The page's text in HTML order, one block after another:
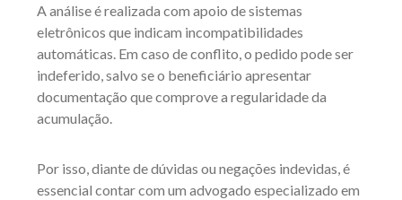
A análise é realizada com apoio de sistemas
eletrônicos que indicam incompatibilidades
automáticas. Em caso de conflito, o pedido pode ser
indeferido, salvo se o beneficiário apresentar
documentação que comprove a regularidade da
acumulação.
Por isso, diante de dúvidas ou negações indevidas, é
essencial contar com um advogado especializado em